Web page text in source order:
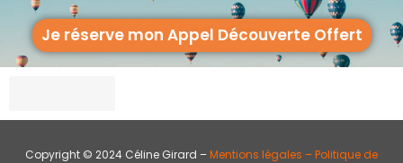
Je réserve mon Appel Découverte Offert
Copyright © 2024 Céline Girard –Mentions légales –Politique de